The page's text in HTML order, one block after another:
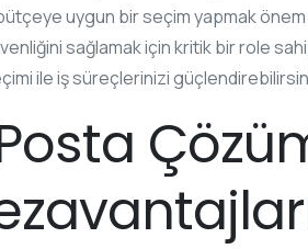
uygun bir seçim yapmak önem
sağlamak için kritik bir role
ile iş süreçlerinizi